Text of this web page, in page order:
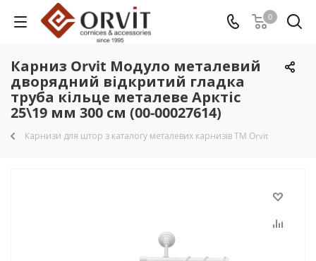
0
Карниз Orvit Модуло металевий
дворядний відкритий гладка
труба кільце металеве Арктіс
25\19 мм 300 см (00-00027614)
Карнизи для штор з каталогу металевих карнизів TM Orvit